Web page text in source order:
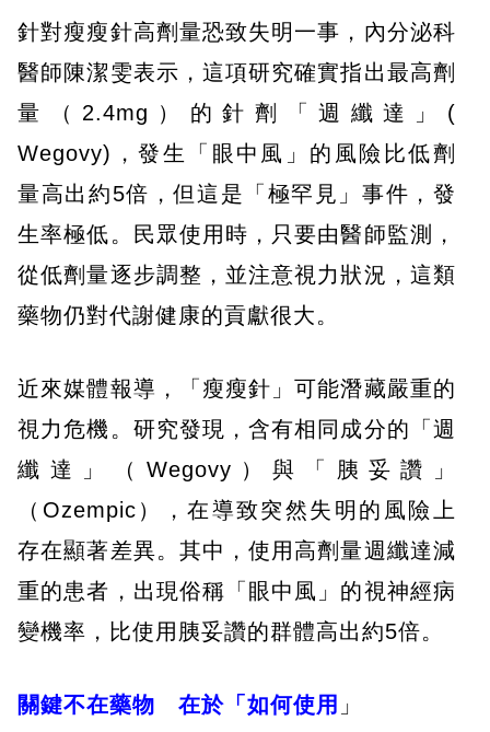
針對瘦瘦針高劑量恐致失明一事，內分泌科
醫師陳潔雯表示，這項研究確實指出最高劑
量（2.4mg）的針劑「週纖達」(
Wegovy)，發生「眼中風」的風險比低劑
量高出約5倍，但這是「極罕見」事件，發
生率極低。民眾使用時，只要由醫師監測，
從低劑量逐步調整，並注意視力狀況，這類
藥物仍對代謝健康的貢獻很大。
近來媒體報導，「瘦瘦針」可能潛藏嚴重的
視力危機。研究發現，含有相同成分的「週
纖達」（Wegovy）與「胰妥讚」
（Ozempic），在導致突然失明的風險上
存在顯著差異。其中，使用高劑量週纖達減
重的患者，出現俗稱「眼中風」的視神經病
變機率，比使用胰妥讚的群體高出約5倍。
關鍵不在藥物 在於「如何使用 」